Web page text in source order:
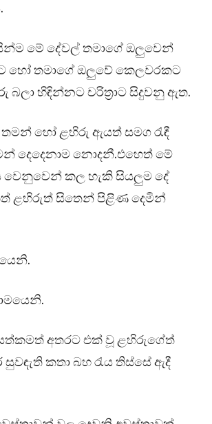
මේ දේවල් තමාගේ ඔලුවෙන්
හෝ තමාගේ ඔලුවේ කෙලවරකට
බලා හිඳින්නට චරිත්‍රාට සිදුවනු ඇත.
හෝ ළහිරු ඇයත් සමග රැඳී
දෙදෙනාම නොදනී.එහෙත් මේ
කල හැකි සියලුම දේ
ළහිරුත් සිතෙන් පිළිණ දෙමින්
අතරට එක් වූ ළහිරුගේත්
කතා බහ රැය තිස්සේ ඇදී